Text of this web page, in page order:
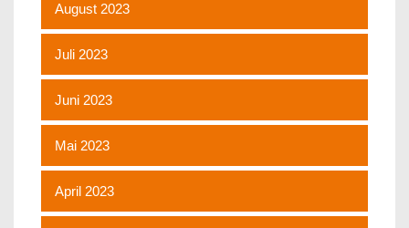
August 2023
Juli 2023
Juni 2023
Mai 2023
April 2023